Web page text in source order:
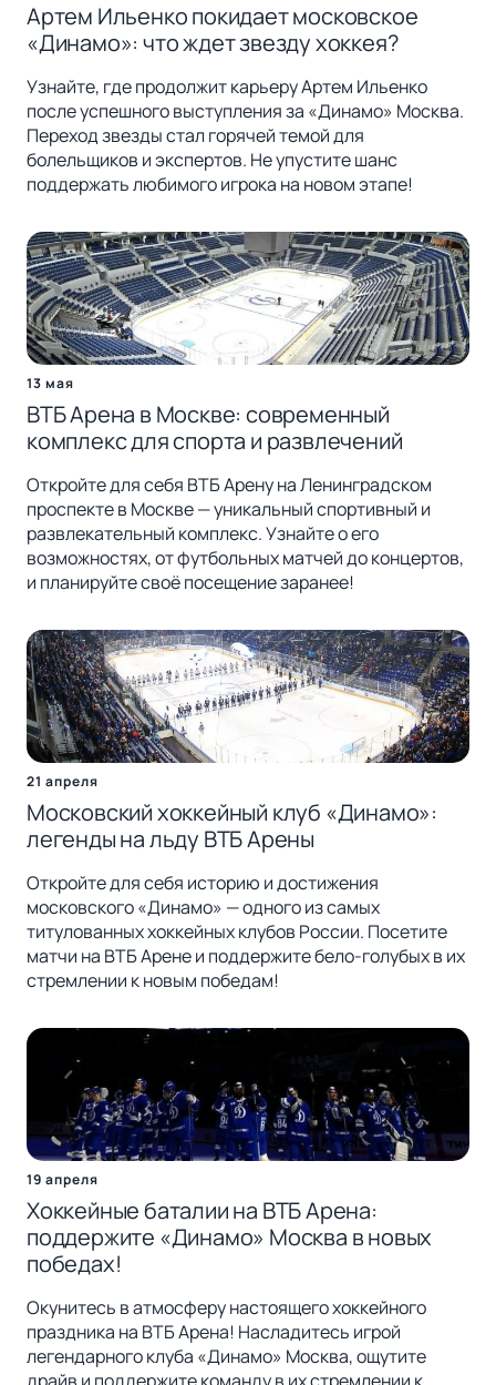
Артем Ильенко покидает московское
«Динамо»: что ждет звезду хоккея?
Узнайте, где продолжит карьеру Артем Ильенко
после успешного выступления за «Динамо» Москва.
Переход звезды стал горячей темой для
болельщиков и экспертов. Не упустите шанс
поддержать любимого игрока на новом этапе!
13 мая
ВТБ Арена в Москве: современный
комплекс для спорта и развлечений
Откройте для себя ВТБ Арену на Ленинградском
проспекте в Москве — уникальный спортивный и
развлекательный комплекс. Узнайте о его
возможностях, от футбольных матчей до концертов,
и планируйте своё посещение заранее!
21 апреля
Московский хоккейный клуб «Динамо»:
легенды на льду ВТБ Арены
Откройте для себя историю и достижения
московского «Динамо» — одного из самых
титулованных хоккейных клубов России. Посетите
матчи на ВТБ Арене и поддержите бело-голубых в их
стремлении к новым победам!
19 апреля
Хоккейные баталии на ВТБ Арена:
поддержите «Динамо» Москва в новых
победах!
Окунитесь в атмосферу настоящего хоккейного
праздника на ВТБ Арена! Насладитесь игрой
легендарного клуба «Динамо» Москва, ощутите